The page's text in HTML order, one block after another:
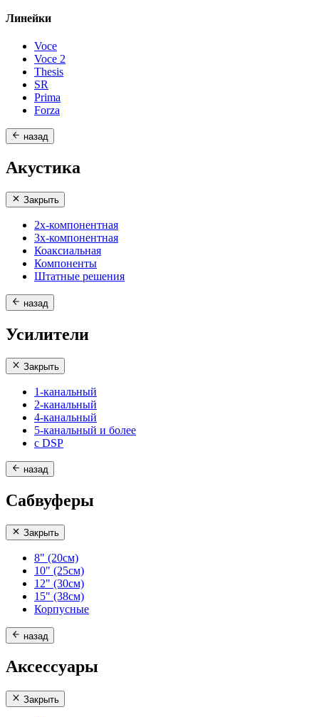
Линейки
Voce
Voce 2
Thesis
SR
Prima
Forza
назад
Акустика
Закрыть
2х-компонентная
3х-компонентная
Коаксиальная
Компоненты
Штатные решения
назад
Усилители
Закрыть
1-канальный
2-канальный
4-канальный
5-канальный и более
с DSP
назад
Сабвуферы
Закрыть
8" (20см)
10" (25см)
12" (30см)
15" (38см)
Корпусные
назад
Аксессуары
Закрыть